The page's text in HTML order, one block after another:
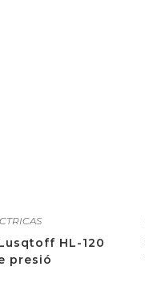
HL-120
presió